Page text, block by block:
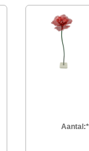
Aantal:*